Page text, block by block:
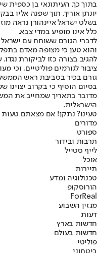
יונתן אוריך, תוך שפנה אליו
בשלט ישראל איינהורן נראה
כלל אינו מופיע במדי צבא.
לדברי הגורם ששוחח עם
והוא טען כי מצופה מאדם
להגיב בצורה כזו לביקורת נגדו.
ציבור לגורמים פוליטיים,
גורם בכיר בסביבת ראש
בסיום הוסיף כי בקרוב
מדובר בתאריך שמחייב את
הישראלית.
טעינו? נתקן! אם מצאתם
מדורים
ספורט
תרבות ובידור
לייף סטייל
אוכל
תיירות
טכנולוגיה ומדע
הורוסקופ
ForReal
מגזין השבוע
דעות
חדשות בארץ
חדשות בעולם
פוליטי